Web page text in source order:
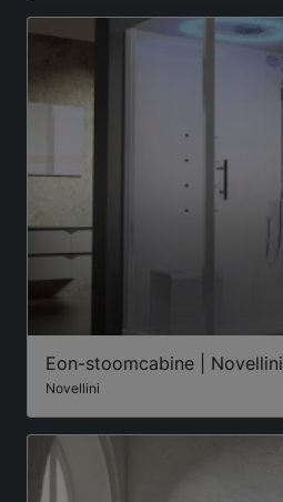
Eon-stoomcabine | Novellini
Novellini